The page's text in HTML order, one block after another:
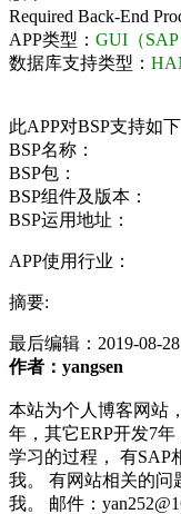
Required Back-End
APP类型： GUI（
数据库支持类型：
此APP对BSP支持如下
BSP名称：
BSP包：
BSP组件及版本：
BSP运用地址：
APP使用行业：
摘要:
最后编辑： 2019-08-28
作者：yangsen
本站为个人博客网站
年，其它ERP开发7
学习的过程， 有SAP
我。 有网站相关的问
我。 邮件：